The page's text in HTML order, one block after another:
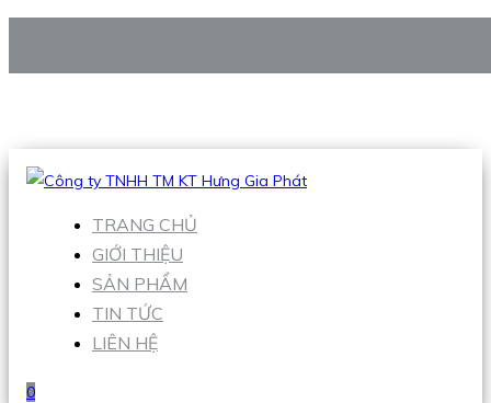
Hotline:0938 906 663
TRANG CHỦ
GIỚI THIỆU
SẢN PHẨM
TIN TỨC
LIÊN HỆ
0